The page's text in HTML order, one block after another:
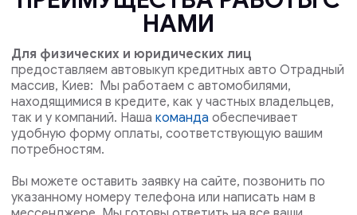
НАМИ
Для физических и юридических лиц
предоставляем автовыкуп кредитных авто Отрадный
массив, Киев: Мы работаем с автомобилями,
находящимися в кредите, как у частных владельцев,
так и у компаний. Нашакомандаобеспечивает
удобную форму оплаты, соответствующую вашим
потребностям.
Вы можете оставить заявку на сайте, позвонить по
указанному номеру телефона или написать нам в